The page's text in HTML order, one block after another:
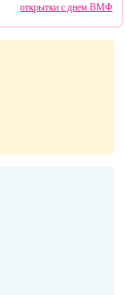
открытки с днем ВМФ